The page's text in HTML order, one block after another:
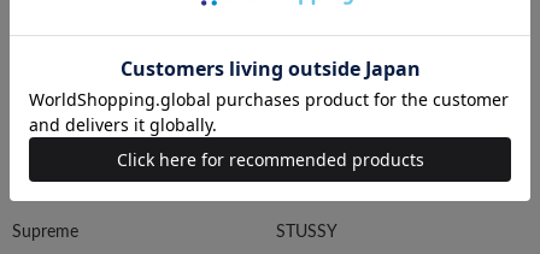
Supreme STUSSY